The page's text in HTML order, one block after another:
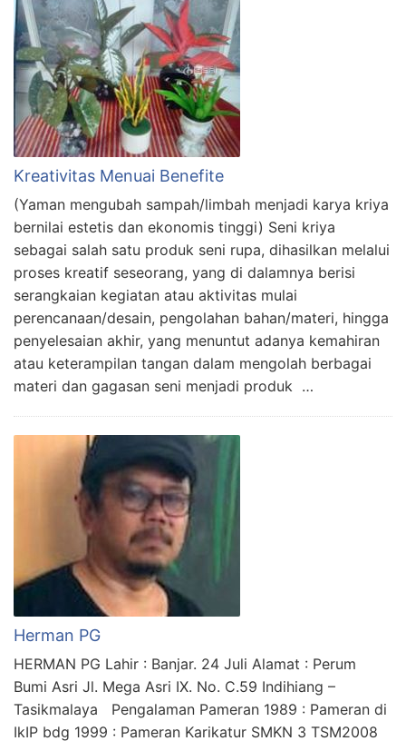
Kreativitas Menuai Benefite
(Yaman mengubah sampah/limbah menjadi karya kriya
bernilai estetis dan ekonomis tinggi) Seni kriya
sebagai salah satu produk seni rupa, dihasilkan melalui
proses kreatif seseorang, yang di dalamnya berisi
serangkaian kegiatan atau aktivitas mulai
perencanaan/desain, pengolahan bahan/materi, hingga
penyelesaian akhir, yang menuntut adanya kemahiran
atau keterampilan tangan dalam mengolah berbagai
materi dan gagasan seni menjadi produk …
Herman PG
HERMAN PG Lahir : Banjar. 24 Juli Alamat : Perum
Bumi Asri Jl. Mega Asri IX. No. C.59 Indihiang –
Tasikmalaya Pengalaman Pameran 1989 : Pameran di
IkIP bdg 1999 : Pameran Karikatur SMKN 3 TSM2008